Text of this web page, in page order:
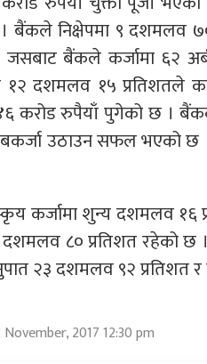
बैंकले निक्षेपमा ९ दशमलव
बैंकले कर्जामा ६२
१२ दशमलव १५
करोड रुपैयाँ पुगेको छ ।
उठाउन सफल भएको छ
कर्जामा शुन्य दशमलव १६
दशमलव ८० प्रतिशत रहेको
२३ दशमलव ९२ प्रतिशत
November, 2017 12:30 pm